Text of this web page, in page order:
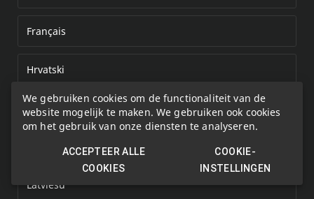
We gebruiken cookies om de functionaliteit van de
website mogelijk te maken. We gebruiken ook cookies
om het gebruik van onze diensten te analyseren.
ACCEPTEER ALLE
COOKIES
COOKIE-
INSTELLINGEN
Français
Hrvatski
Italiano
Latviešu